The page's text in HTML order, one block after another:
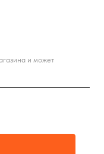
и может